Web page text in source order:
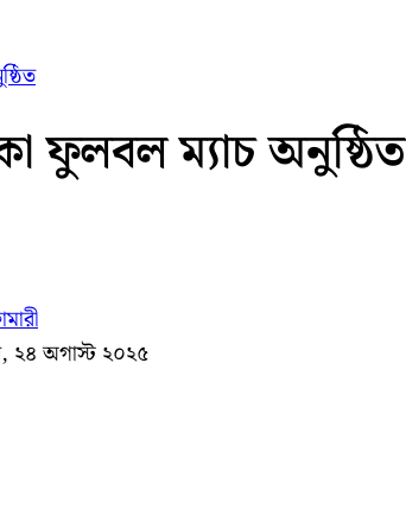
ফুলবল ম্যাচ অনুষ্ঠিত
২৪ অগাস্ট ২০২৫